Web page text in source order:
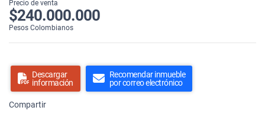
Precio de venta
$240.000.000
Pesos Colombianos
Descargar
información
Recomendar inmueble
por correo electrónico
Compartir